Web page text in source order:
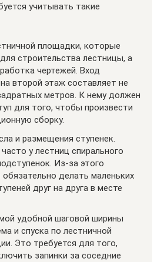
учитывать такие
площадки, которые
строительства лестницы, а
чертежей. Вход
второй этаж составляет не
метров. К нему должен
для того, чтобы произвести
сборку.
и размещения ступенек.
у лестниц спирального
Из-за этого
обязательно делать маленьких
друг на друга в месте
удобной шаговой ширины
и спуска по лестничной
Это требуется для того,
запинки за соседние